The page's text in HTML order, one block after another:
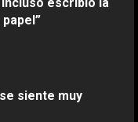
deliciosa
siente muy